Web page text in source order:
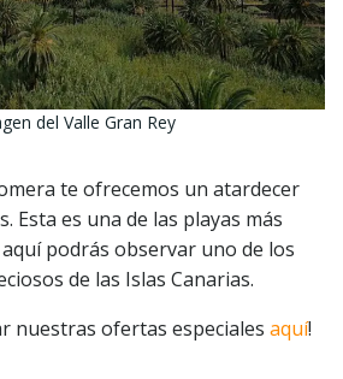
del Valle Gran Rey
te ofrecemos un atardecer
Esta es una de las playas más
podrás observar uno de los
de las Islas Canarias.
nuestras ofertas especiales aquí!